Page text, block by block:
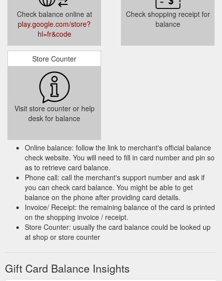
Mistplay, l'appli qui vous offre des cartes cadeaux gratuites
lorsque vous jouez ⚡️ 1️⃣ Découvrez une sélection
personnalisée de nouveaux jeux ...
https://play.google.com/store/apps/details?
id=com.mistplay.mistplay&hl=fr_CA&gl=US
Cartes cadeaux Google Play : recherchez un magasin.
Cartes
cadeaux Google Play : recherchez un magasin. *Offerta valida
per elementi in-game di Genshin Impact su Google Play.
Valida per gli utenti che utilizzano una carta regalo Google
Play acquistata tra il giorno 01.07.2021 e il giorno 30.09.2021
presso i rivenditori che aderiscono all''iniziativa.
Cartes-cadeaux Google Play : Rechercher un magasin.
Achetez
une carte-cadeau dans un magasin près de chez vous et
offrez les derniers éléments de divertissement pour les
appareils Android et plus.https://play.google.com/intl/fr-
CA_ca/about/giftcards/
CONDITIONS D''UTILISATION DES CADEAUX GOOGLE PLAY
L''utilisation du crédit Google Play est soumise aux Conditions
d''utilisation des cartes cadeaux Google Play et du solde Play
prépayé. L''acheteur du crédit Play ne peut demander un
suivant l''achat.https://play.google.com/intl/fr_fr/about/gift-
terms/
Check balance online at
play.google.com/store?
hl=fr&code
Check shopping receipt for
balance
Store Counter
Visit store counter or help
desk for balance
Online balance: follow the link to merchant's official balance
check website. You will need to fill in card number and pin so
as to retrieve card balance.
Phone call: call the merchant's support number and ask if
you can check card balance. You might be able to get
balance on the phone after providing card details.
Invoice/ Receipt: the remaining balance of the card is printed
on the shopping invoice / receipt.
Store Counter: usually the card balance could be looked up
at shop or store counter
Gift Card Balance Insights